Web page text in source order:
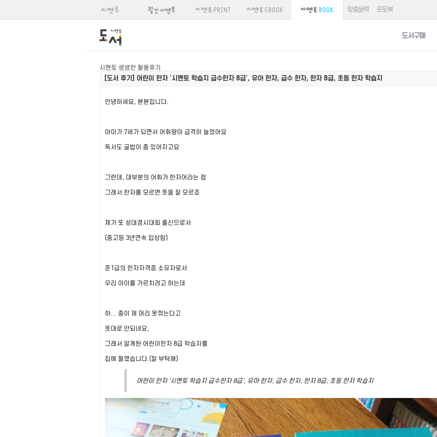
맞춤달력 포토북
도서구매
시멘토 생생한 활용후기
[도서 후기] 어린이 한자 '시멘토 학습지 급수한자 8급', 유아 한자, 급수 한자, 한자 8급, 초등 한자 학습지
안녕하세요, 뵨뵨입니다.
아이가 7세가 되면서 어휘량이 급격히 늘었어요
독서도 글밥이 좀 있어지고요
그런데, 대부분의 어휘가 한자어라는 점
그래서 한자를 모르면 뜻을 잘 모르죠
제가 또 성대경시대회 출신으로서
(중고등 3년연속 입상함)
준1급의 한자자격증 소유자로서
우리 아이를 가르치려고 하는데
하... 중이 제 머리 못깎는다고
뜻대로 안되네요,
그래서 알게된 어린이한자 8급 학습지를
집에 들였습니다.(잘 부탁해)
어린이 한자 '시멘토 학습지 급수한자 8급', 유아 한자, 급수 한자, 한자 8급, 초등 한자 학습지